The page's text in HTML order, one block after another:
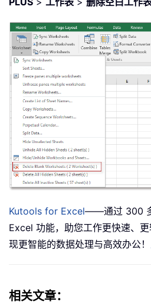
Kutools for Excel——通过 300
Excel 功能，助您工作更快速、
现更智能的数据处理与高效办公！
相关文章：